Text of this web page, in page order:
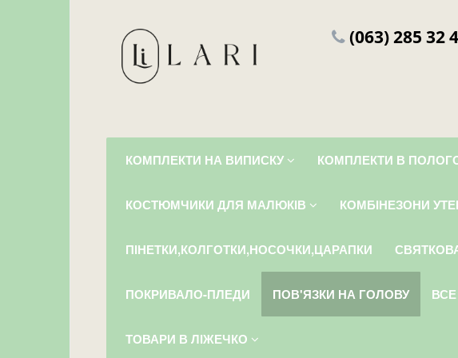
(063) 285 32
КОМПЛЕКТИ НА ВИПИСКУ КОМПЛЕКТИ В
КОСТЮМЧИКИ ДЛЯ МАЛЮКІВ КОМБІНЕЗОНИ
ПІНЕТКИ,КОЛГОТКИ,НОСОЧКИ,ЦАРАПКИ
ПОКРИВАЛО-ПЛЕДИ ПОВ'ЯЗКИ НА ГОЛОВУ
ТОВАРИ В ЛІЖЕЧКО